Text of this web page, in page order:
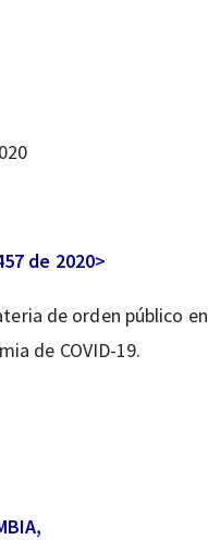
de 2020>
de orden público en
de COVID-19.